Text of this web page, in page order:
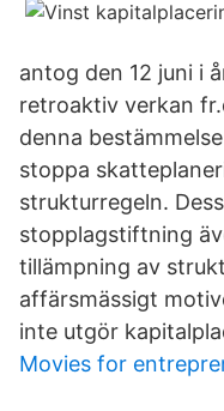
antog den 12 juni i
retroaktiv verkan
denna
stoppa
strukturregeln.
stopplagstiftning
tillämpning av
affärsmässigt
inte utgör
Movies for